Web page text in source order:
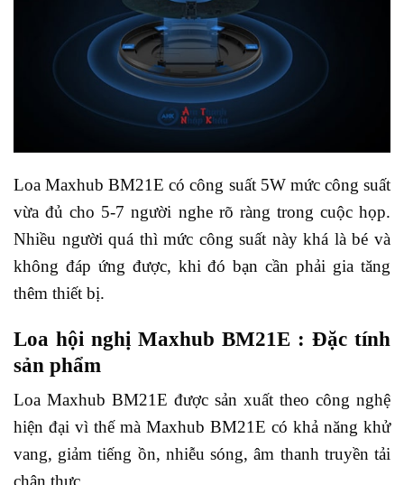
Loa Maxhub BM21E có công suất 5W mức công suất
vừa đủ cho 5-7 người nghe rõ ràng trong cuộc họp.
Nhiều người quá thì mức công suất này khá là bé và
không đáp ứng được, khi đó bạn cần phải gia tăng
thêm thiết bị.
Loa hội nghị Maxhub BM21E : Đặc tính
sản phẩm
Loa Maxhub BM21E được sản xuất theo công nghệ
hiện đại vì thế mà Maxhub BM21E có khả năng khử
vang, giảm tiếng ồn, nhiễu sóng, âm thanh truyền tải
chân thực.